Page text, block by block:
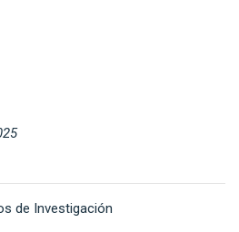
de Investigación